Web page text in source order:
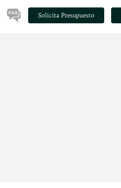
Solicita Presupuesto